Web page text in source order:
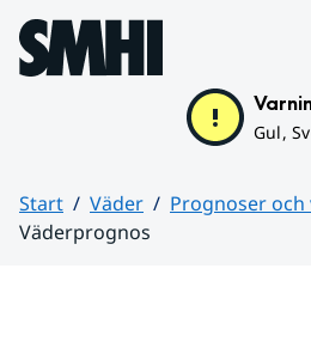
Hoppa till sidans innehåll
Gul,
Start Väder
Prognoser
Väderprognos